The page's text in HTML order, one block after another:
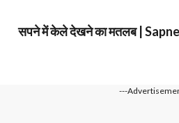
सपने में केले देखने का मतलब |
---